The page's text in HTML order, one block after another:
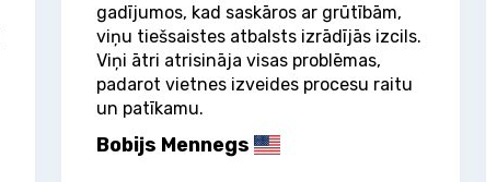
gadījumos, kad saskāros ar grūtībām,
viņu tiešsaistes atbalsts izrādījās izcils.
Viņi ātri atrisināja visas problēmas,
padarot vietnes izveides procesu raitu
un patīkamu.
Bobijs Mennegs